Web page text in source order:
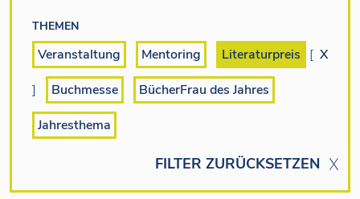
THEMEN
Veranstaltung Mentoring Literaturpreis [ X
]
Buchmesse
BücherFrau des Jahres
Jahresthema
FILTER ZURÜCKSETZEN